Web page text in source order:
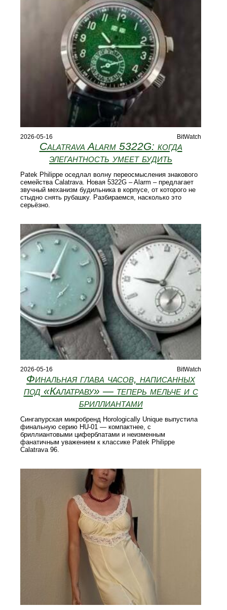
2026-05-16 BitWatch
Calatrava Alarm 5322G: когда
элегантность умеет будить
Patek Philippe оседлал волну переосмысления знакового
семейства Calatrava. Новая 5322G – Alarm – предлагает
звучный механизм будильника в корпусе, от которого не
стыдно снять рубашку. Разбираемся, насколько это
серьёзно.
2026-05-16 BitWatch
Финальная глава часов, написанных
под «Калатраву» — теперь мельче и с
бриллиантами
Сингапурская микробренд Horologically Unique выпустила
финальную серию HU-01 — компактнее, с
бриллиантовыми циферблатами и неизменным
фанатичным уважением к классике Patek Philippe
Calatrava 96.